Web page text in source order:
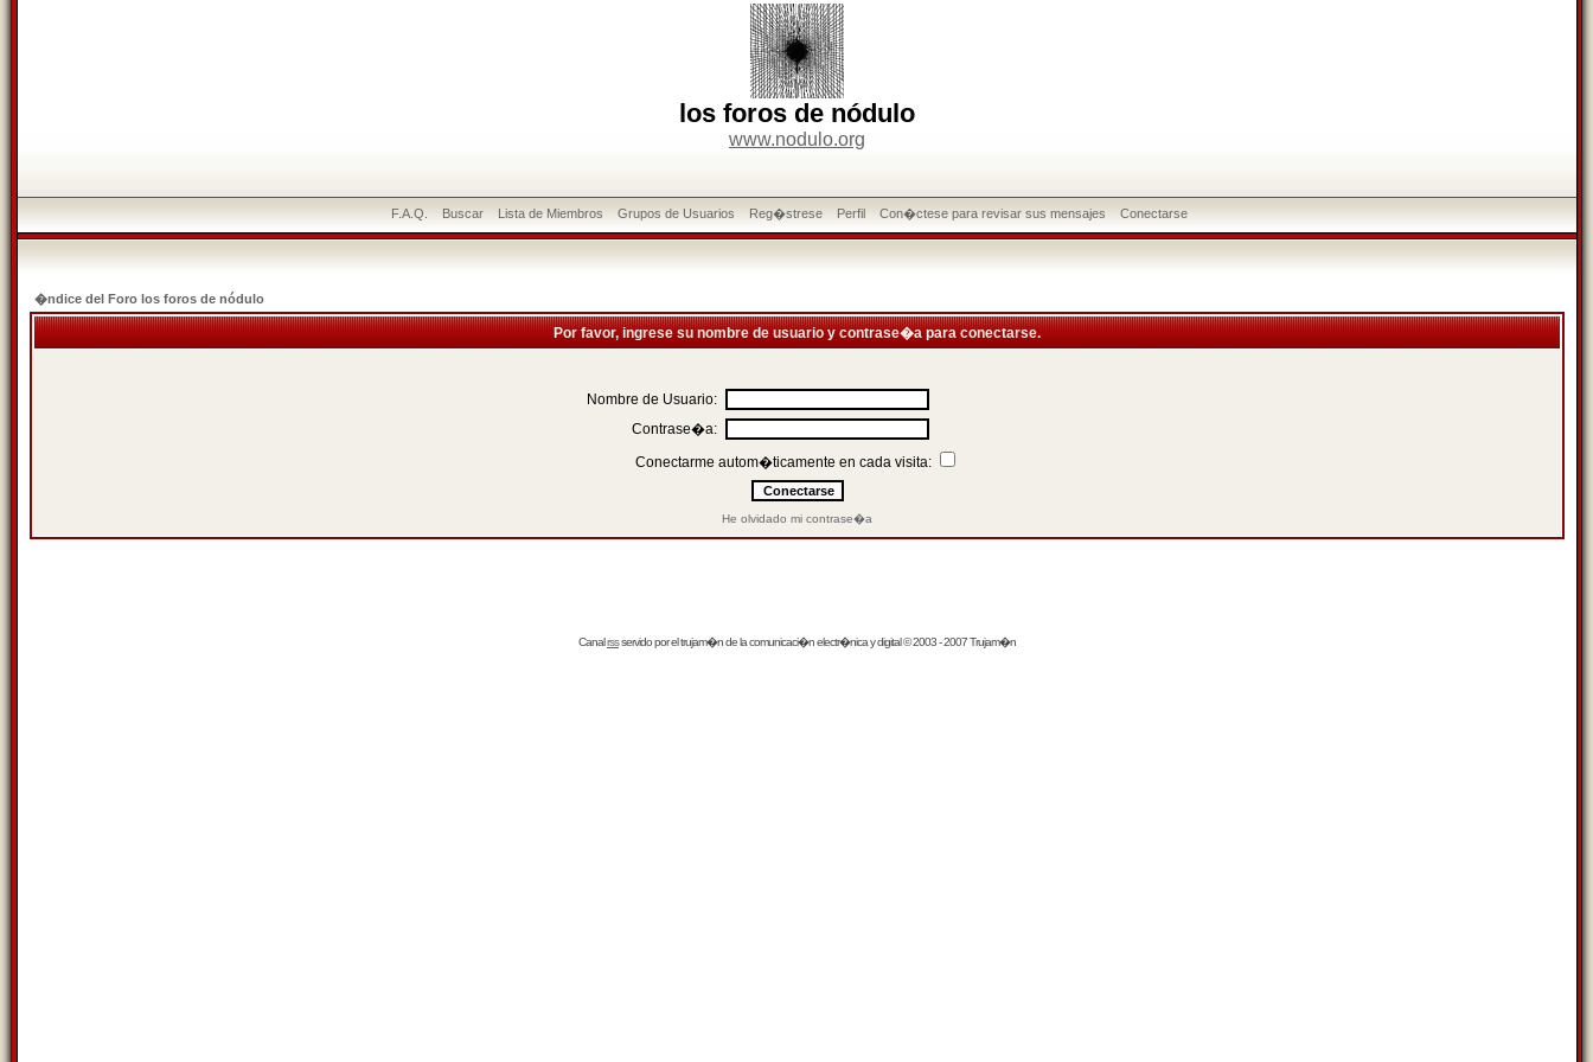
los foros de nódulo
www.nodulo.org
F.A.Q. Buscar Lista de Miembros Grupos de Usuarios Reg�strese Perfil Con�ctese para revisar sus mensajes Conectarse
�ndice del Foro los foros de nódulo
Por favor, ingrese su nombre de usuario y contrase�a para conectarse.
Nombre de Usuario:
Contrase�a:
Conectarme autom�ticamente en cada visita:
He olvidado mi contrase�a
Canalrssservido por eltrujam�nde la comunicaci�n electr�nica y digital © 2003 - 2007 Trujam�n